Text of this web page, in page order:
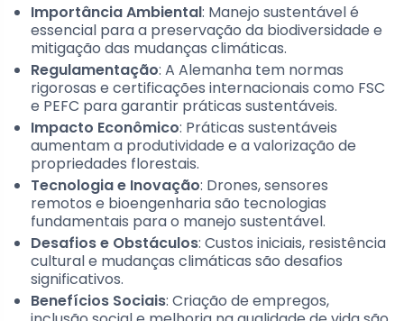
Importância Ambiental: Manejo sustentável é
essencial para a preservação da biodiversidade e
mitigação das mudanças climáticas.
Regulamentação: A Alemanha tem normas
rigorosas e certificações internacionais como FSC
e PEFC para garantir práticas sustentáveis.
Impacto Econômico: Práticas sustentáveis
aumentam a produtividade e a valorização de
propriedades florestais.
Tecnologia e Inovação: Drones, sensores
remotos e bioengenharia são tecnologias
fundamentais para o manejo sustentável.
Desafios e Obstáculos: Custos iniciais, resistência
cultural e mudanças climáticas são desafios
significativos.
Benefícios Sociais: Criação de empregos,